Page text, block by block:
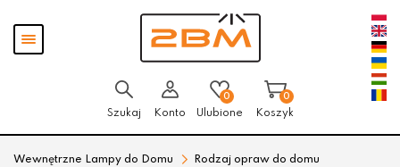
Pokaż
menu
Szukaj Konto
0
Ulubione
0
Koszyk
Wewnętrzne Lampy do Domu
Rodzaj opraw do domu